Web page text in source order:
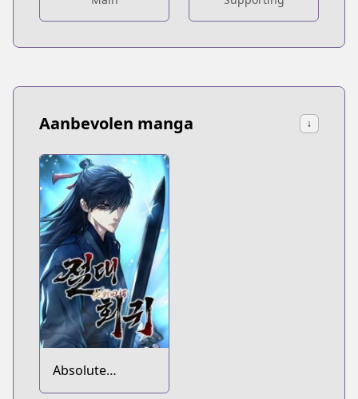
Aanbevolen manga ↓
Absolute
Regression